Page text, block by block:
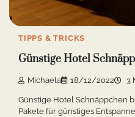
TIPPS & TRICKS
Günstige Hotel
Michaela 18/12/2022 3
Günstige Hotel Schnäppchen
Pakete für günstiges